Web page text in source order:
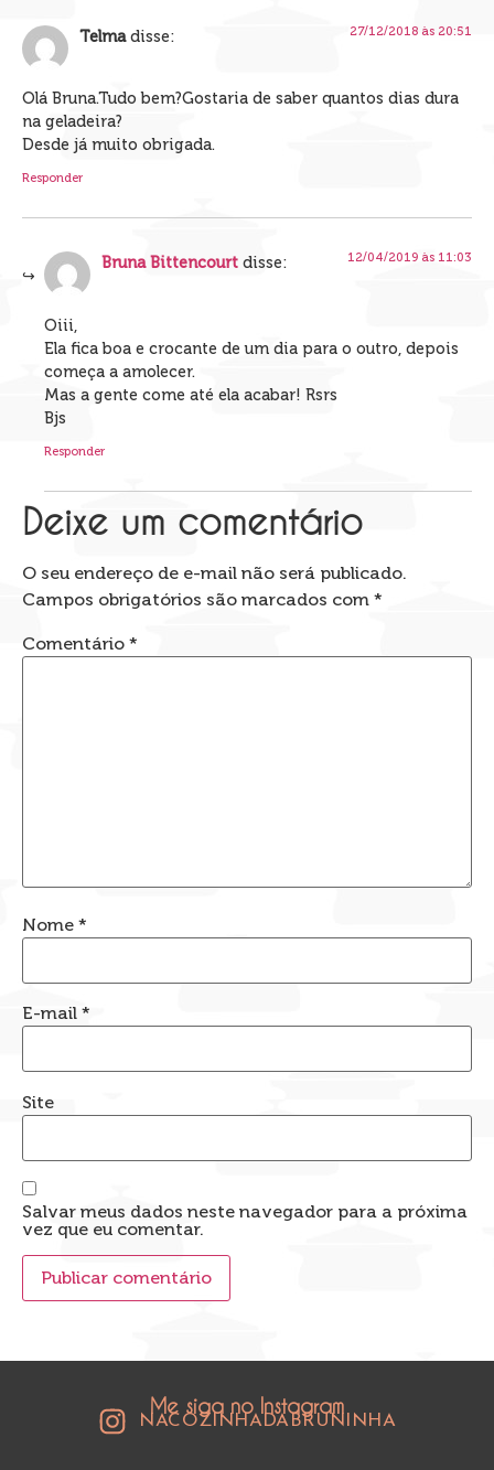
Telma disse: 27/12/2018 às 20:51
Olá Bruna.Tudo bem?Gostaria de saber quantos dias dura
na geladeira?
Desde já muito obrigada.
Responder
Bruna Bittencourt disse: 12/04/2019 às 11:03
Oiii,
Ela fica boa e crocante de um dia para o outro, depois
começa a amolecer.
Mas a gente come até ela acabar! Rsrs
Bjs
Responder
Deixe um comentário
O seu endereço de e-mail não será publicado.
Campos obrigatórios são marcados com *
Comentário *
Nome *
E-mail *
Site
Salvar meus dados neste navegador para a próxima
vez que eu comentar.
Me siga no Instagram
NACOZINHADABRUNINHA